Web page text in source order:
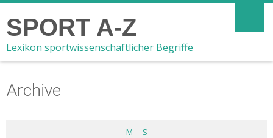
SPORT A-Z
Lexikon sportwissenschaftlicher Begriffe
Archive
M S